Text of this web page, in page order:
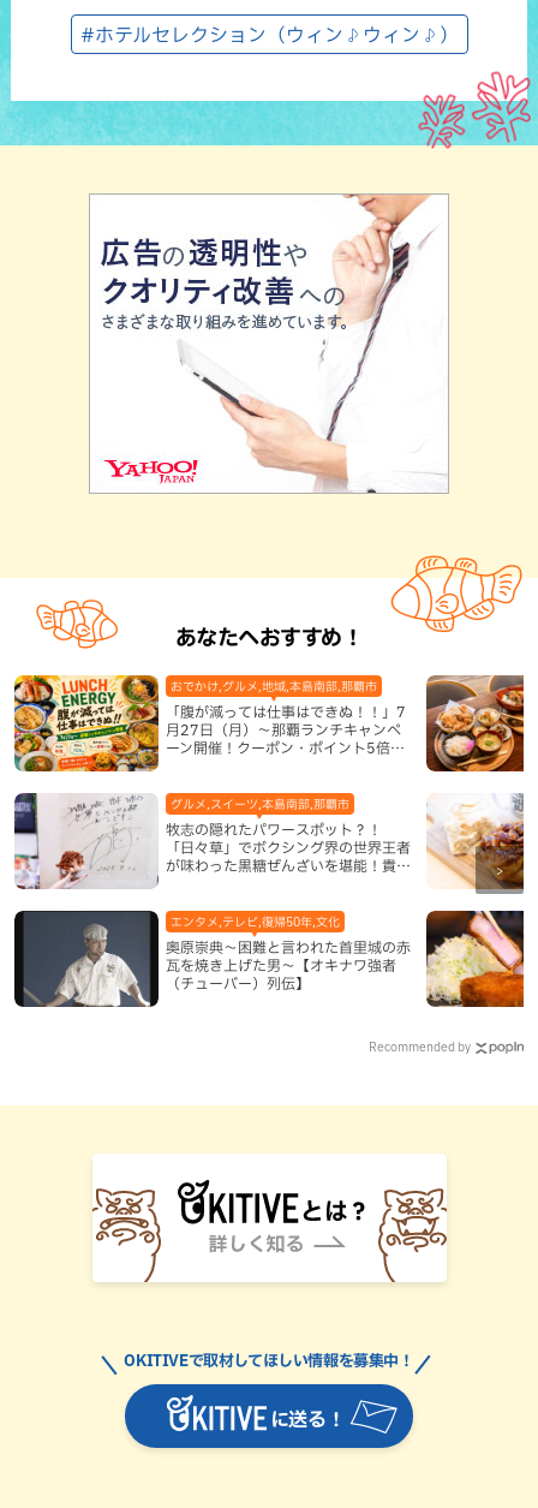
#ホテルセレクション（ウィン♪ウィン♪）
あなたへおすすめ！
「腹が減っては仕事はできぬ！！」7
月27日（月）〜那覇ランチキャンペ
ーン開催！クーポン・ポイント5倍・
おでかけ,グルメ,地域,本島南部,那覇市
牧志の隠れたパワースポット？！
「日々草」でボクシング界の世界王者
が味わった黒糖ぜんざいを堪能！貴重
グルメ,スイーツ,本島南部,那覇市
奥原崇典～困難と言われた首里城の赤
瓦を焼き上げた男～【オキナワ強者
（チューバー）列伝】
エンタメ,テレビ,復帰50年,文化
Recommended by
に送る！
OKITIVEで取材してほしい情報を募集中！